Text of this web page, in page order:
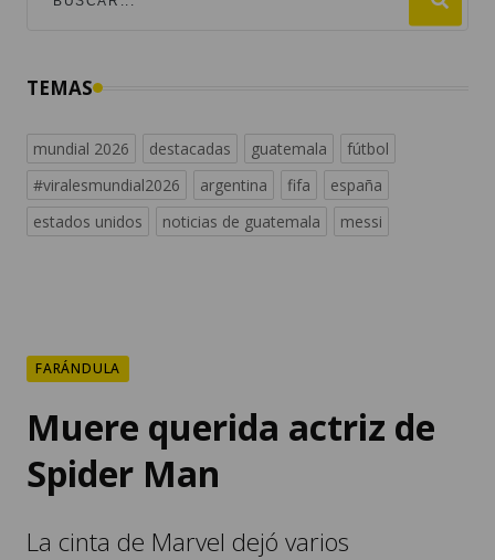
TEMAS
mundial 2026 destacadas guatemala
fútbol
#viralesmundial2026
argentina fifa
españa
estados unidos
noticias de guatemala messi
FARÁNDULA
Muere querida actriz de
Spider Man
La cinta de Marvel dejó varios